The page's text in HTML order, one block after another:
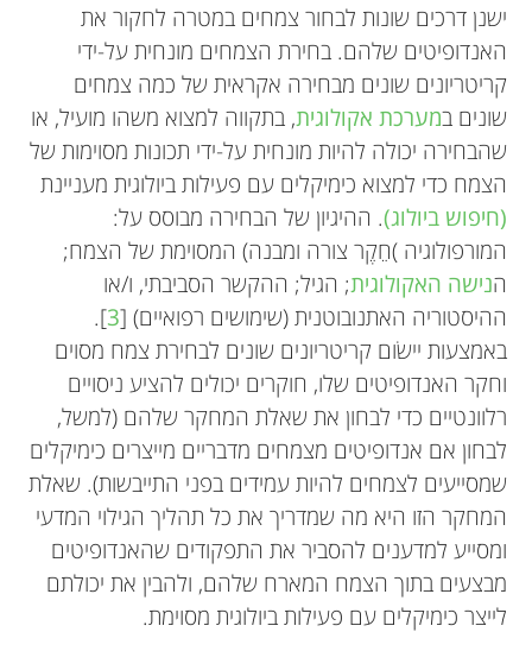
ישנן דרכים שונות לבחור צמחים במטרה לחקור את
האנדופיטים שלהם. בחירת הצמחים מונחית על-ידי
קריטריונים שונים מבחירה אקראית של כמה צמחים
שונים במערכת אקולוגית, בתקווה למצוא משהו מועיל, או
שהבחירה יכולה להיות מונחית על-ידי תכונות מסוימות של
הצמח כדי למצוא כימיקלים עם פעילות ביולוגית מעניינת
(חיפוש ביולוג). ההיגיון של הבחירה מבוסס על:
המורפולוגיה )חֵקֶר צורה ומבנה) המסוימת של הצמח;
הנישה האקולוגית; הגיל; ההקשר הסביבתי, ו/או
ההיסטוריה האתנובוטנית (שימושים רפואיים) [3
].
באמצעות יישׂום קריטריונים שונים לבחירת צמח מסוים
וחקר האנדופיטים שלו, חוקרים יכולים להציע ניסויים
רלוונטיים כדי לבחון את שאלת המחקר שלהם (למשל,
לבחון אם אנדופיטים מצמחים מדבריים מייצרים כימיקלים
שמסייעים לצמחים להיות עמידים בפני התייבשות). שאלת
המחקר הזו היא מה שמדריך את כל תהליך הגילוי המדעי
ומסייע למדענים להסביר את התפקודים שהאנדופיטים
מבצעים בתוך הצמח המארח שלהם, ולהבין את יכולתם
לייצר כימיקלים עם פעילות ביולוגית מסוימת.